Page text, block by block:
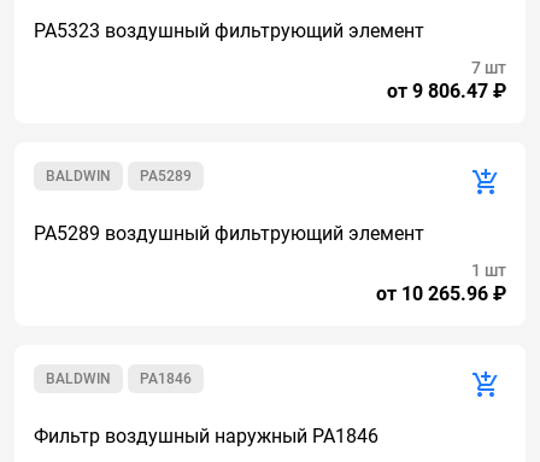
PA5323 воздушный фильтрующий элемент
от 9 806.47 ₽
7 шт
PA5289
BALDWIN
PA5289 воздушный фильтрующий элемент
от 10 265.96 ₽
1 шт
PA1846
BALDWIN
Фильтр воздушный наружный PA1846